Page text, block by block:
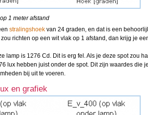
1 meter afstand
stralingshoek van 24 graden, en dat is een
richten op een wit vlak op 1 afstand, dan krijg je
lamp is 1276 Cd. Dit is erg fel. Als je deze spot zou
lux hebben juist onder de spot. Dit zijn waardes die
bij uit te voeren.
en grafiek